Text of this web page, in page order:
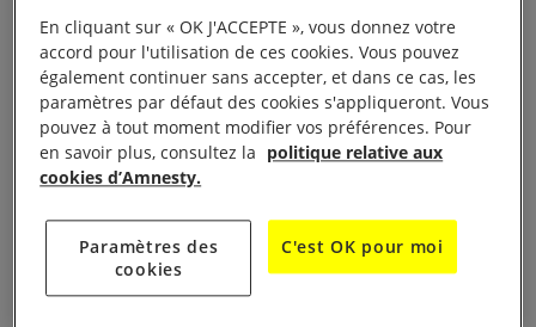
jours pour signer. C’est l’occasion d’agir, de mieux
connaître la défense des droits humains et
d’échanger de 11h30 à 14h.
Près de chez vous
En cliquant sur « OK J'ACCEPTE », vous donnez votre
accord pour l'utilisation de ces cookies. Vous pouvez
également continuer sans accepter, et dans ce cas, les
paramètres par défaut des cookies s'appliqueront. Vous
pouvez à tout moment modifier vos préférences. Pour
en savoir plus, consultez la politique relative aux
cookies d’Amnesty.
Paramètres des
cookies
C'est OK pour moi